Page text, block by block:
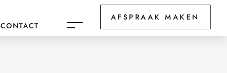
CONTACT
AFSPRAAK MAKEN